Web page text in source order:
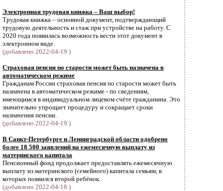
Электронная трудовая книжка – Ваш выбор!
Трудовая книжка – основной документ, подтверждающий
трудовую деятельность и стаж при устройстве на работу. С
2020 года появилась возможность вести этот документ в
электронном виде.
(добавлено 2022-04-19 )
Страховая пенсия по старости может быть назначена в
автоматическом режиме
Гражданам России страховая пенсия по старости может быть
назначена в автоматическом режиме - по сведениям,
имеющимся в индивидуальном лицевом счёте гражданина. Это
значительно упрощает процедуру и сокращает сроки
назначения пенсии.
(добавлено 2022-04-19 )
В Санкт-Петербурге и Ленинградской области одобрено
более 18 500 заявлений на ежемесячную выплату из
материнского капитала
Пенсионный фонд продолжает предоставлять ежемесячную
выплату из материнского (семейного) капитала семьям, в
которых появился второй ребёнок.
(добавлено 2022-04-18 )